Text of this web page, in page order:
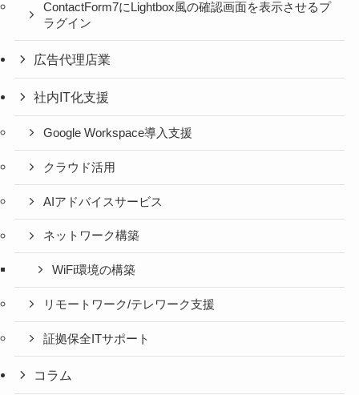
ContactForm7にLightbox風の確認画面を表示させるプ
ラグイン
広告代理店業
社内IT化支援
Google Workspace導入支援
クラウド活用
AIアドバイスサービス
ネットワーク構築
WiFi環境の構築
リモートワーク/テレワーク支援
証拠保全ITサポート
コラム